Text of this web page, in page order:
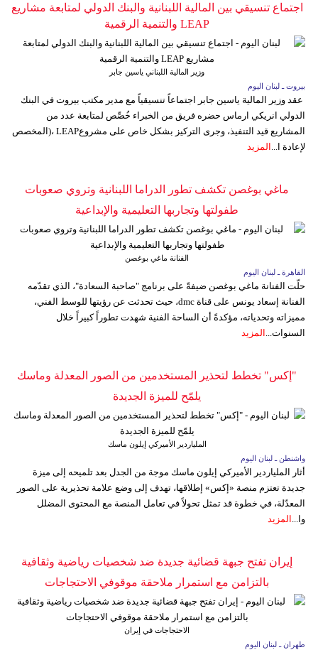
اجتماع تنسيقي بين المالية اللبنانية والبنك الدولي لمتابعة مشاريع
LEAP والتنمية الرقمية
وزير المالية اللبناني ياسين جابر
بيروت ـ لبنان اليوم
عقد وزير المالية ياسين جابر اجتماعاً تنسيقياً مع مدير مكتب بيروت في البنك
الدولي انريكي ارماس حضره فريق من الخبراء خُصِّص لمتابعة عدد من
المشاريع قيد التنفيذ، وجرى التركيز بشكل خاص على مشروعLEAP ،(المخصص
لإعادة ا... المزيد
ماغي بوغصن تكشف تطور الدراما اللبنانية وتروي صعوبات
طفولتها وتجاربها التعليمية والإبداعية
الفنانة ماغي بوغصن
القاهرة ـ لبنان اليوم
حلّت الفنانة ماغي بوغصن ضيفةً على برنامج "صاحبة السعادة"، الذي تقدّمه
الفنانة إسعاد يونس على قناة dmc، حيث تحدثت عن رؤيتها للوسط الفني،
مميزاته وتحدياته، مؤكدةً أن الساحة الفنية شهدت تطوراً كبيراً خلال
السنوات... المزيد
"إكس" تخطط لتحذير المستخدمين من الصور المعدلة وماسك
يلمّح للميزة الجديدة
الملياردير الأميركي إيلون ماسك
واشنطن ـ لبنان اليوم
أثار الملياردير الأميركي إيلون ماسك موجة من الجدل بعد تلميحه إلى ميزة
جديدة تعتزم منصة «إكس» إطلاقها، تهدف إلى وضع علامة تحذيرية على الصور
المعدّلة، في خطوة قد تمثل تحولاً في تعامل المنصة مع المحتوى المضلل
وا... المزيد
إيران تفتح جبهة قضائية جديدة ضد شخصيات رياضية وثقافية
بالتزامن مع استمرار ملاحقة موقوفي الاحتجاجات
الاحتجاجات في إيران
طهران ـ لبنان اليوم